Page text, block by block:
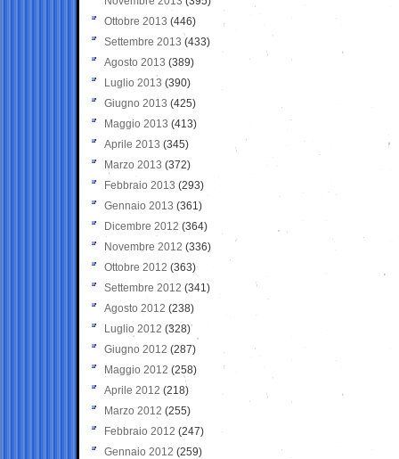
Ottobre 2013 (446)
Settembre 2013 (433)
Agosto 2013 (389)
Luglio 2013 (390)
Giugno 2013 (425)
Maggio 2013 (413)
Aprile 2013 (345)
Marzo 2013 (372)
Febbraio 2013 (293)
Gennaio 2013 (361)
Dicembre 2012 (364)
Novembre 2012 (336)
Ottobre 2012 (363)
Settembre 2012 (341)
Agosto 2012 (238)
Luglio 2012 (328)
Giugno 2012 (287)
Maggio 2012 (258)
Aprile 2012 (218)
Marzo 2012 (255)
Febbraio 2012 (247)
Gennaio 2012 (259)